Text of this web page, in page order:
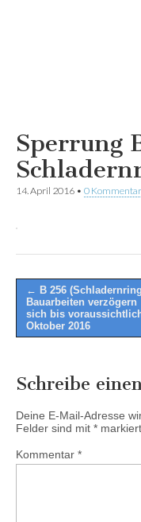
Sperrung
14. April 2016 • 0
Post
navigation
← B 256
Bauarbeiten verzögern
sich bis
Oktober 2016
Schreibe
Deine E-Mail-Adresse
Felder sind mit * markiert
Kommentar *